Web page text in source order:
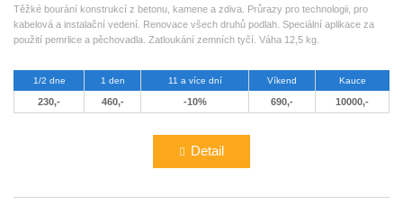
Těžké bourání konstrukcí z betonu, kamene a zdiva. Průrazy pro technologii, pro
kabelová a instalační vedení. Renovace všech druhů podlah. Speciální aplikace za
použití pemrlice a pěchovadla. Zatloukání zemních tyčí. Váha 12,5 kg.
1/2 dne 1 den 11 a více dní Víkend Kauce
230,- 460,- -10% 690,- 10000,-
Detail